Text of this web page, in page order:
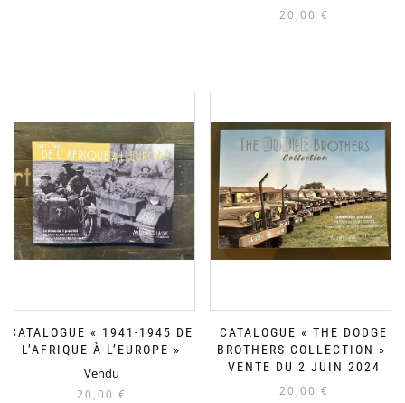
20,00 €
CATALOGUE « 1941-1945 DE
L’AFRIQUE À L’EUROPE »
Vendu
20,00 €
CATALOGUE « THE DODGE
BROTHERS COLLECTION »-
VENTE DU 2 JUIN 2024
20,00 €